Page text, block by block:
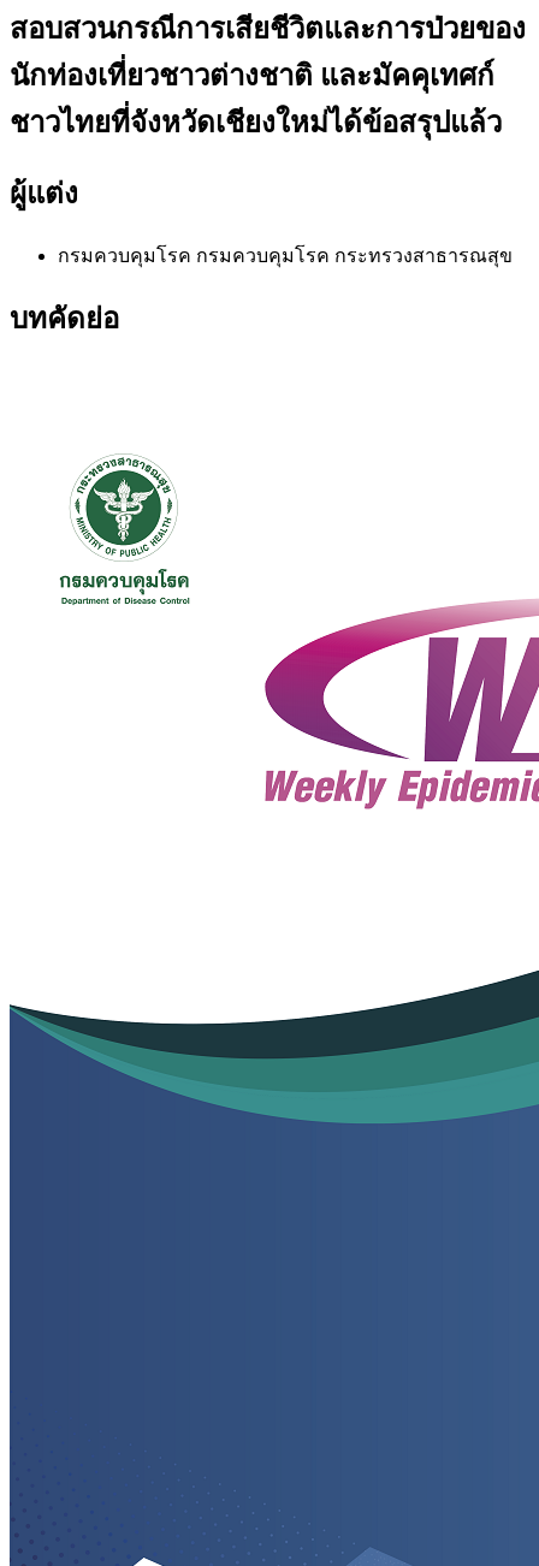
สอบสวนกรณีการเสียชีวิตและการป่วยของ
นักท่องเที่ยวชาวต่างชาติ และมัคคุเทศก์
ชาวไทยที่จังหวัดเชียงใหม่ได้ข้อสรุปแล้ว
ผู้แต่ง
กรมควบคุมโรค กรมควบคุมโรค กระทรวงสาธารณสุข
บทคัดย่อ